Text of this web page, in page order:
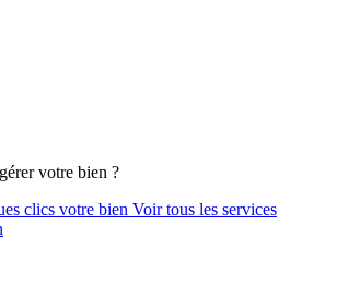
votre bien ?
clics votre bien Voir tous les services